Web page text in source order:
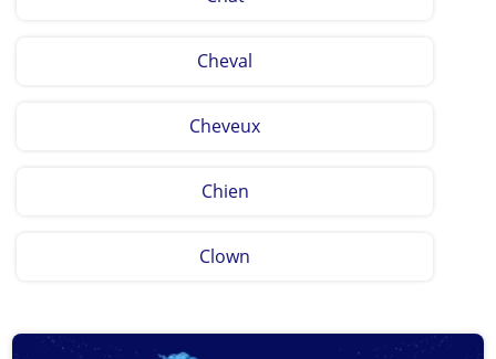
Cheval
Cheveux
Chien
Clown